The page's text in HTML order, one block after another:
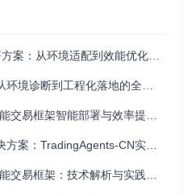
评估，主要关注：
存容量、磁盘I/O性能
等中间件的版本与配置
式的技术实现
从环境适配到效能优化的完整路径
诊断到工程化落地的全维度实践
易框架智能部署与效率提升指南
：TradingAgents-CN实战指南
易框架：技术解析与实践指南